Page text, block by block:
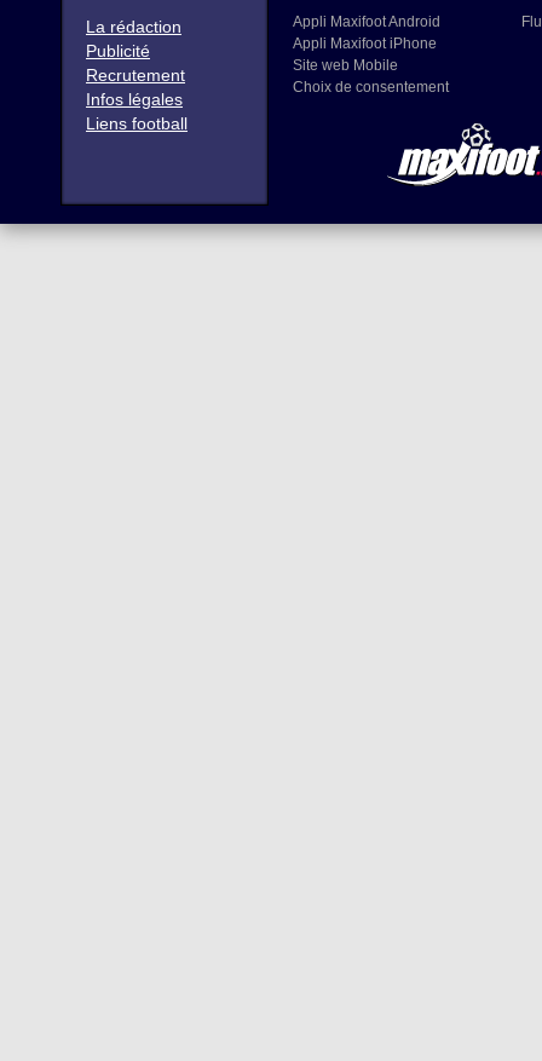
La rédaction
Publicité
Recrutement
Infos légales
Liens football
Appli Maxifoot Android
Appli Maxifoot iPhone
Site web Mobile
Choix de consentement